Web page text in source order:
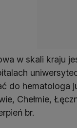
w skali kraju
do hematologa
Chełmie,
br.